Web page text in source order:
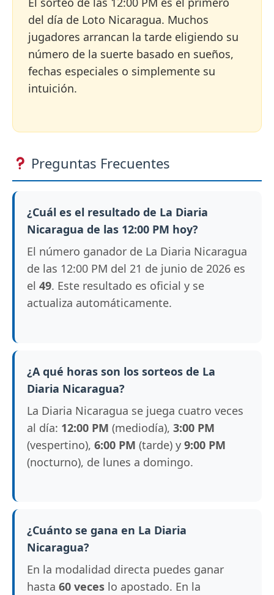
del día de Loto Nicaragua. Muchos
jugadores arrancan la tarde eligiendo su
número de la suerte basado en sueños,
fechas especiales o simplemente su
intuición.
Preguntas Frecuentes
¿Cuál es el resultado de La Diaria
Nicaragua de las 12:00 PM hoy?
El número ganador de La Diaria Nicaragua
de las 12:00 PM del 21 de junio de 2026 es
el 49. Este resultado es oficial y se
actualiza automáticamente.
¿A qué horas son los sorteos de La
Diaria Nicaragua?
La Diaria Nicaragua se juega cuatro veces
al día: 12:00 PM (mediodía), 3:00 PM
(vespertino), 6:00 PM (tarde) y 9:00 PM
(nocturno), de lunes a domingo.
¿Cuánto se gana en La Diaria
Nicaragua?
En la modalidad directa puedes ganar
hasta 60 veces lo apostado. En la